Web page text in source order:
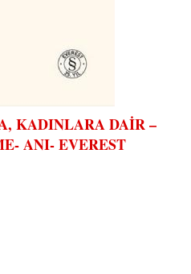
KADINLARA DAİR –
ANI- EVEREST